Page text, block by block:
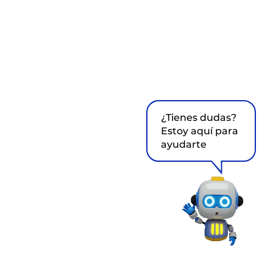
¿Tienes dudas?
Estoy aquí para
ayudarte